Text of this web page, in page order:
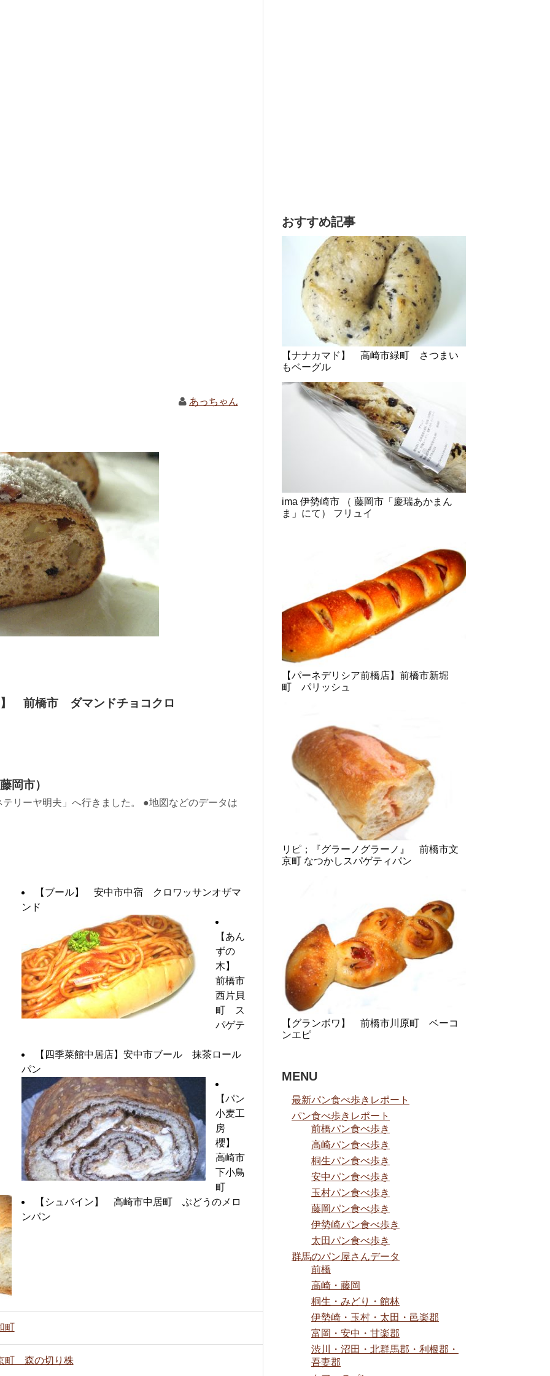
あっちゃん
】 前橋市 ダマンドチョコクロ
岡市）
リーヤ明夫」へ行きました。 ●地図などのデータは
【ブール】 安中市中宿 クロワッサンオザマ
ンド
【あん
ずの
木】
前橋市
西片貝
町 ス
パゲテ
【四季菜館中居店】安中市ブール 抹茶ロール
パン
【パン
小麦工
房
櫻】
高崎市
下小鳥
町
【シュバイン】 高崎市中居町 ぶどうのメロ
ンパン
町
町 森の切り株
おすすめ記事
【ナナカマド】 高崎市緑町 さつまい
もベーグル
ima 伊勢崎市 （ 藤岡市「慶瑞あかまん
ま」にて） フリュイ
【パーネデリシア前橋店】前橋市新堀
町 パリッシュ
リピ；『グラーノグラーノ』 前橋市文
京町 なつかしスパゲティパン
【グランボワ】 前橋市川原町 ベーコ
ンエピ
MENU
最新パン食べ歩きレポート
パン食べ歩きレポート
前橋パン食べ歩き
高崎パン食べ歩き
桐生パン食べ歩き
安中パン食べ歩き
玉村パン食べ歩き
藤岡パン食べ歩き
伊勢崎パン食べ歩き
太田パン食べ歩き
群馬のパン屋さんデータ
前橋
高崎・藤岡
桐生・みどり・館林
伊勢崎・玉村・太田・邑楽郡
富岡・安中・甘楽郡
渋川・沼田・北群馬郡・利根郡・
吾妻郡